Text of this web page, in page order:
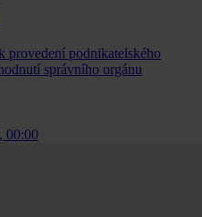
provedení podnikatelského
správního orgánu
00:00